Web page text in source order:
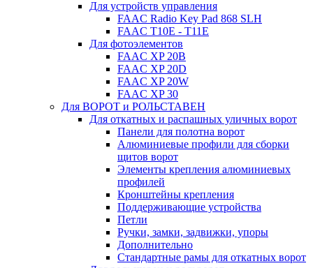
Для устройств управления
FAAC Radio Key Pad 868 SLH
FAAC T10E - T11E
Для фотоэлементов
FAAC XP 20B
FAAC XP 20D
FAAC XP 20W
FAAC XP 30
Для ВОРОТ и РОЛЬСТАВЕН
Для откатных и распашных уличных ворот
Панели для полотна ворот
Алюминиевые профили для сборки
щитов ворот
Элементы крепления алюминиевых
профилей
Кронштейны крепления
Поддерживающие устройства
Петли
Ручки, замки, задвижки, упоры
Дополнительно
Стандартные рамы для откатных ворот